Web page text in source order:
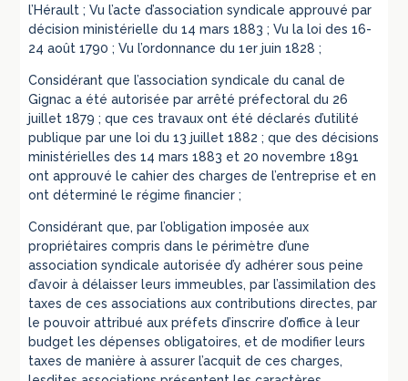
l’Hérault ; Vu l’acte d’association syndicale approuvé par
décision ministérielle du 14 mars 1883 ; Vu la loi des 16-
24 août 1790 ; Vu l’ordonnance du 1er juin 1828 ;
Considérant que l’association syndicale du canal de
Gignac a été autorisée par arrêté préfectoral du 26
juillet 1879 ; que ces travaux ont été déclarés d’utilité
publique par une loi du 13 juillet 1882 ; que des décisions
ministérielles des 14 mars 1883 et 20 novembre 1891
ont approuvé le cahier des charges de l’entreprise et en
ont déterminé le régime financier ;
Considérant que, par l’obligation imposée aux
propriétaires compris dans le périmètre d’une
association syndicale autorisée d’y adhérer sous peine
d’avoir à délaisser leurs immeubles, par l’assimilation des
taxes de ces associations aux contributions directes, par
le pouvoir attribué aux préfets d’inscrire d’office à leur
budget les dépenses obligatoires, et de modifier leurs
taxes de manière à assurer l’acquit de ces charges,